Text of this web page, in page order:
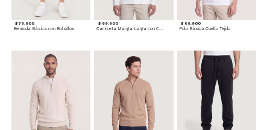
$ 79.900
Bermuda Básica con Bolsillos
$ 69.900
Camiseta Manga Larga con Cuello Henley
$ 69.900
Polo Básica Cuello Tejido